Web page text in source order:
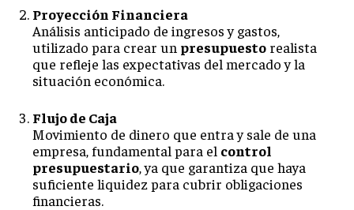
Proyección Financiera
Análisis anticipado de ingresos y gastos,
utilizado para crear un presupuesto realista
que refleje las expectativas del mercado y la
situación económica.
Flujo de Caja
Movimiento de dinero que entra y sale de una
empresa, fundamental para el control
presupuestario, ya que garantiza que haya
suficiente liquidez para cubrir obligaciones
financieras.